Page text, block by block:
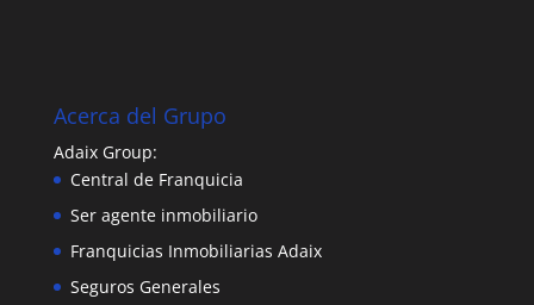
Acerca del Grupo
Adaix Group:
Central de Franquicia
Ser agente inmobiliario
Franquicias Inmobiliarias Adaix
Seguros Generales